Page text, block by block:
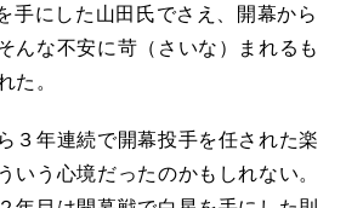
手にした山田氏でさえ、開幕から
んな不安に苛（さいな）まれるも
た。
３年連続で開幕投手を任された楽
いう心境だったのかもしれない。